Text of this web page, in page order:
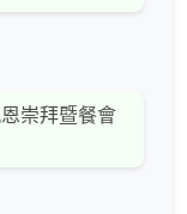
崇拜暨餐會